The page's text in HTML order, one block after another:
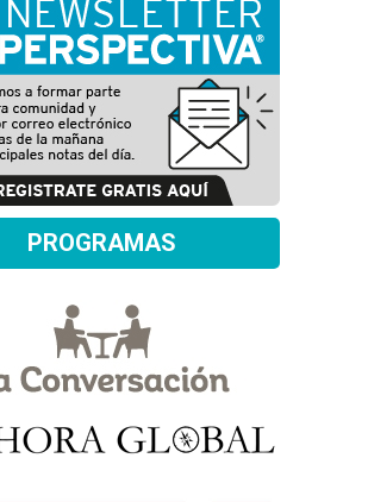
PROGRAMAS